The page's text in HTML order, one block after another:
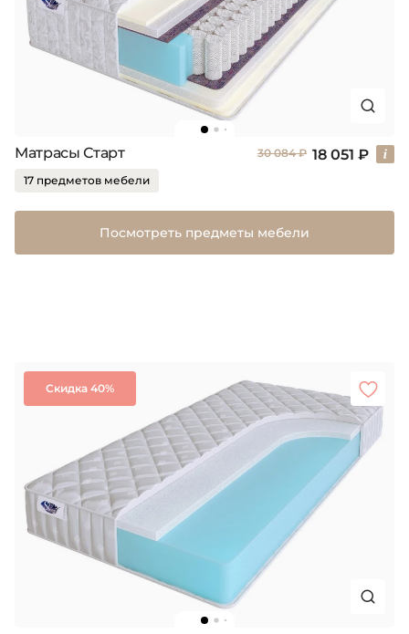
Матрасы Старт 30 084 ₽ 18 051 ₽
17 предметов мебели
Посмотреть предметы мебели
Скидка 40%